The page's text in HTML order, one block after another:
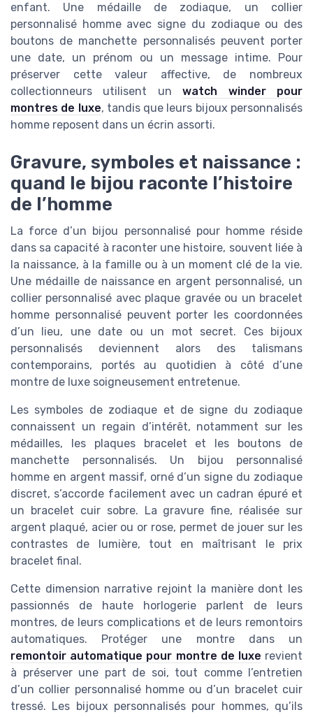
enfant. Une médaille de zodiaque, un collier
personnalisé homme avec signe du zodiaque ou des
boutons de manchette personnalisés peuvent porter
une date, un prénom ou un message intime. Pour
préserver cette valeur affective, de nombreux
collectionneurs utilisent unwatch winder pour
montres de luxe, tandis que leurs bijoux personnalisés
homme reposent dans un écrin assorti.
Gravure, symboles et naissance :
quand le bijou raconte l’histoire
de l’homme
La force d’un bijou personnalisé pour homme réside
dans sa capacité à raconter une histoire, souvent liée à
la naissance, à la famille ou à un moment clé de la vie.
Une médaille de naissance en argent personnalisé, un
collier personnalisé avec plaque gravée ou un bracelet
homme personnalisé peuvent porter les coordonnées
d’un lieu, une date ou un mot secret. Ces bijoux
personnalisés deviennent alors des talismans
contemporains, portés au quotidien à côté d’une
montre de luxe soigneusement entretenue.
Les symboles de zodiaque et de signe du zodiaque
connaissent un regain d’intérêt, notamment sur les
médailles, les plaques bracelet et les boutons de
manchette personnalisés. Un bijou personnalisé
homme en argent massif, orné d’un signe du zodiaque
discret, s’accorde facilement avec un cadran épuré et
un bracelet cuir sobre. La gravure fine, réalisée sur
argent plaqué, acier ou or rose, permet de jouer sur les
contrastes de lumière, tout en maîtrisant le prix
bracelet final.
Cette dimension narrative rejoint la manière dont les
passionnés de haute horlogerie parlent de leurs
montres, de leurs complications et de leurs remontoirs
automatiques. Protéger une montre dans un
remontoir automatique pour montre de luxe revient
à préserver une part de soi, tout comme l’entretien
d’un collier personnalisé homme ou d’un bracelet cuir
tressé. Les bijoux personnalisés pour hommes, qu’ils